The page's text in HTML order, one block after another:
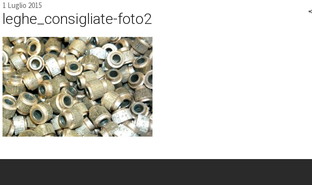
1 Luglio 2015
leghe_consigliate-foto2